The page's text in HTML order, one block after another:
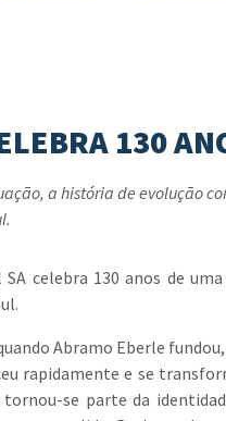
130
a história de evolução
SA celebra 130 anos de
Abramo Eberle
rapidamente e se
se parte da